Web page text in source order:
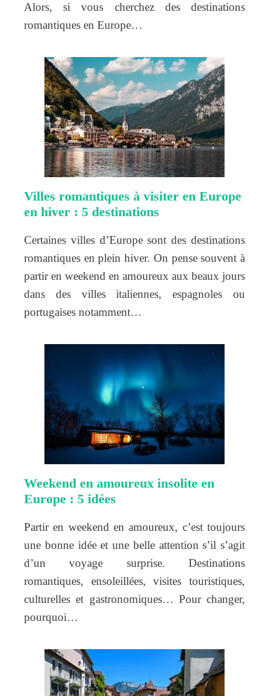
Alors, si vous cherchez des destinations
romantiques en Europe…
Villes romantiques à visiter en Europe
en hiver : 5 destinations
Certaines villes d’Europe sont des destinations
romantiques en plein hiver. On pense souvent à
partir en weekend en amoureux aux beaux jours
dans des villes italiennes, espagnoles ou
portugaises notamment…
Weekend en amoureux insolite en
Europe : 5 idées
Partir en weekend en amoureux, c’est toujours
une bonne idée et une belle attention s’il s’agit
d’un voyage surprise. Destinations
romantiques, ensoleillées, visites touristiques,
culturelles et gastronomiques… Pour changer,
pourquoi…